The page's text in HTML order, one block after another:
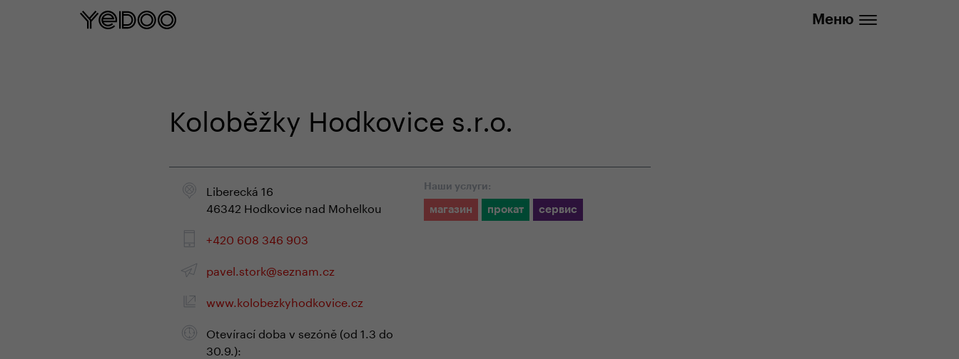
Меню
Koloběžky Hodkovice s.r.o.
Liberecká 16
46342 Hodkovice nad Mohelkou
+420 608 346 903
pavel.stork@seznam.cz
www.kolobezkyhodkovice.cz
Otevírací doba v sezóně (od 1.3 do
30.9.):
Наши услуги:
магазин прокат сервис